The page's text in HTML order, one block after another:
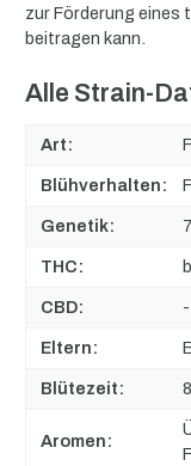
zur Förderung eines
beitragen kann.
Alle Strain-
Art:
Blühverhalten:
Genetik:
THC:
CBD: -
Eltern:
Blütezeit:
Aromen: